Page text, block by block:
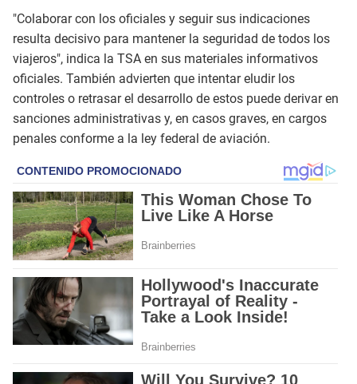
"Colaborar con los oficiales y seguir sus indicaciones
resulta decisivo para mantener la seguridad de todos los
viajeros", indica la TSA en sus materiales informativos
oficiales. También advierten que intentar eludir los
controles o retrasar el desarrollo de estos puede derivar en
sanciones administrativas y, en casos graves, en cargos
penales conforme a la ley federal de aviación.